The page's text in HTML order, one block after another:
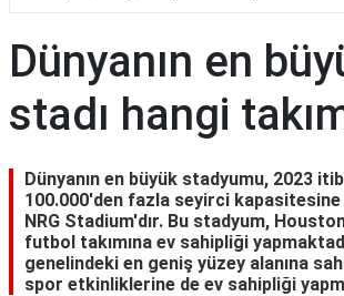
Dünyanın en
stadı hangi
Dünyanın en büyük stadyumu, 2023
100.000'den fazla seyirci
NRG Stadium'dır. Bu stadyum,
futbol takımına ev sahipliği
genelindeki en geniş yüzey alanına
spor etkinliklerine de ev sahipliği